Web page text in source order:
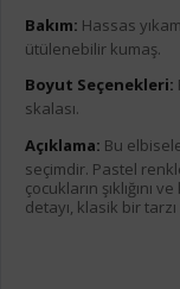
Bakım: Hassas
ütülenebilir kumaş.
Boyut Seçenekleri:
skalası.
Açıklama: Bu
seçimdir. Pastel
çocukların şıklığını
detayı, klasik bir